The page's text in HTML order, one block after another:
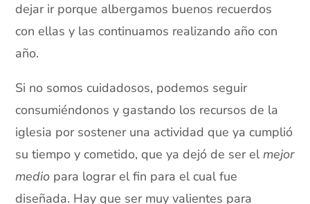
dejar ir porque albergamos buenos recuerdos
con ellas y las continuamos realizando año con
año.
Si no somos cuidadosos, podemos seguir
consumiéndonos y gastando los recursos de la
iglesia por sostener una actividad que ya cumplió
su tiempo y cometido, que ya dejó de ser elmejor
medio para lograr el fin para el cual fue
diseñada. Hay que ser muy valientes para